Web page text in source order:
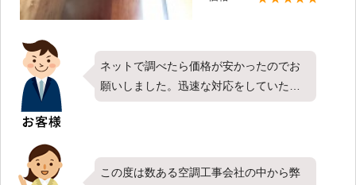
ネットで調べたら価格が安かったのでお
願いしました。迅速な対応をしていただ
き大変満足しました。壁面の仕上がりも
この度は数ある空調工事会社の中から弊